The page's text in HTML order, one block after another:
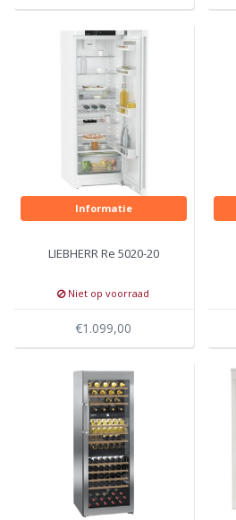
Informatie
LIEBHERR Re 5020-20
Niet op voorraad
€1.099,00